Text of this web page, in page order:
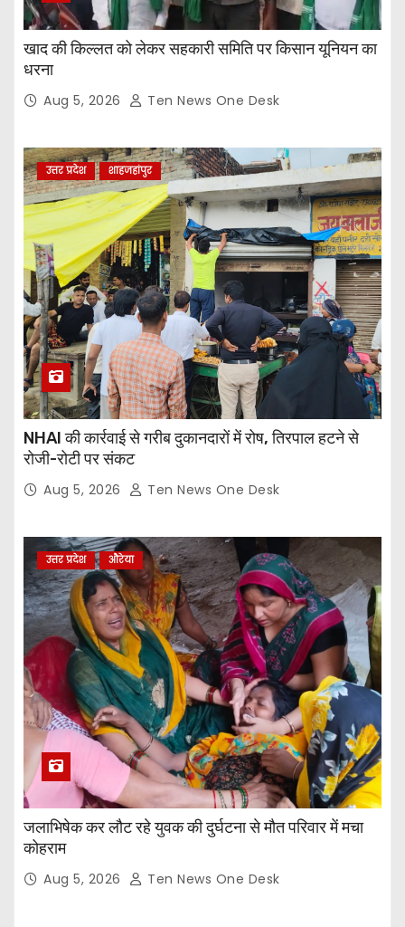
खाद की किल्लत को लेकर सहकारी समिति पर किसान यूनियन का
धरना
Aug 5, 2026 Ten News One Desk
उत्तर प्रदेश शाहजहांपुर
NHAI की कार्रवाई से गरीब दुकानदारों में रोष, तिरपाल हटने से
रोजी-रोटी पर संकट
Aug 5, 2026 Ten News One Desk
उत्तर प्रदेश औरेया
जलाभिषेक कर लौट रहे युवक की दुर्घटना से मौत परिवार में मचा
कोहराम
Aug 5, 2026 Ten News One Desk